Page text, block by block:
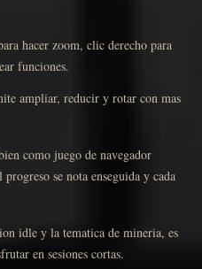
hacer zoom, clic derecho para
funciones.
ampliar, reducir y rotar con mas
como juego de navegador
se nota enseguida y cada
idle y la tematica de mineria, es
en sesiones cortas.